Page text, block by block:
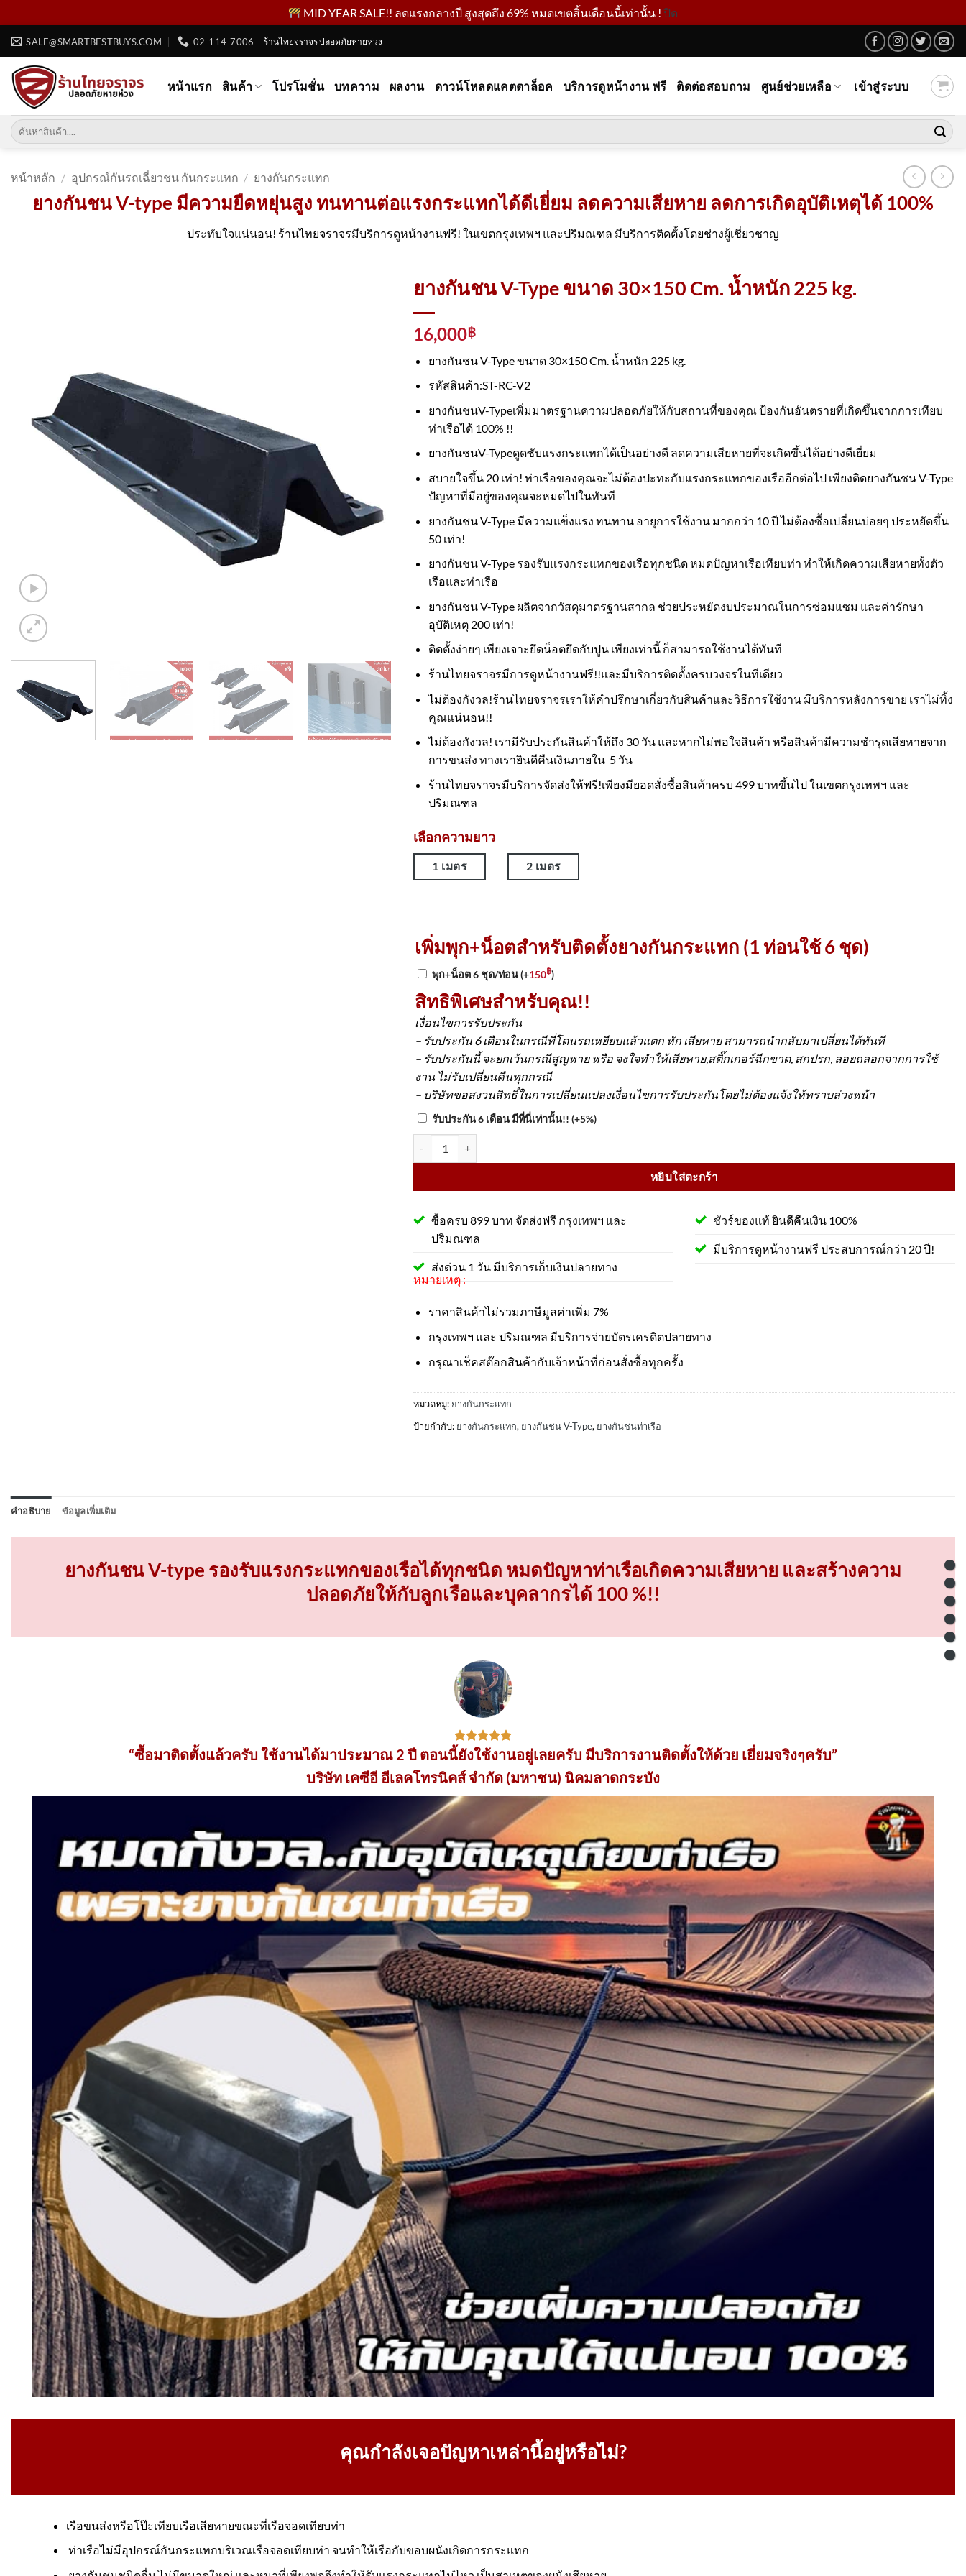
MID YEAR SALE!! ลดแรงกลางปี สูงสุดถึง 69% หมดเขตสิ้นเดือนนี้เท่านั้น !ปิด
ข้าม
เนื้อหา
SALE@SMARTBESTBUYS.COM 02-114-7006 ร้านไทยจราจร ปลอดภัยหายห่วง
หน้าแรก สินค้า โปรโมชั่น บทความ ผลงาน ดาวน์โหลดแคตตาล็อค บริการดูหน้างาน ฟรี ติดต่อสอบถาม ศูนย์ช่วยเหลือ เข้าสู่ระบบ
ค้นหา:
หน้าหลัก / อุปกรณ์กันรถเฉี่ยวชน กันกระแทก / ยางกันกระแทก
ยางกันชน V-type มีความยืดหยุ่นสูง ทนทานต่อแรงกระแทกได้ดีเยี่ยม ลดความเสียหาย ลดการเกิดอุบัติเหตุได้ 100%
ประทับใจแน่นอน! ร้านไทยจราจรมีบริการดูหน้างานฟรี! ในเขตกรุงเทพฯ และปริมณฑล มีบริการติดตั้งโดยช่างผู้เชี่ยวชาญ
ยางกันชน V-Type ขนาด 30×150 Cm. น้ำหนัก 225 kg.
16,000฿
ยางกันชน V-Type ขนาด 30×150 Cm. น้ำหนัก 225 kg.
รหัสสินค้า:ST-RC-V2
ยางกันชนV-Typeเพิ่มมาตรฐานความปลอดภัยให้กับสถานที่ของคุณ ป้องกันอันตรายที่เกิดขึ้นจากการเทียบ
ท่าเรือได้ 100% !!
ยางกันชนV-Typeดูดซับแรงกระแทกได้เป็นอย่างดี ลดความเสียหายที่จะเกิดขึ้นได้อย่างดีเยี่ยม
สบายใจขึ้น 20 เท่า! ท่าเรือของคุณจะไม่ต้องปะทะกับแรงกระแทกของเรืออีกต่อไป เพียงติดยางกันชน V-Type
ปัญหาที่มีอยู่ของคุณจะหมดไปในทันที
ยางกันชน V-Type มีความแข็งแรง ทนทาน อายุการใช้งาน มากกว่า 10 ปี ไม่ต้องซื้อเปลี่ยนบ่อยๆ ประหยัดขึ้น
50 เท่า!
ยางกันชน V-Type รองรับแรงกระแทกของเรือทุกชนิด หมดปัญหาเรือเทียบท่า ทำให้เกิดความเสียหายทั้งตัว
เรือและท่าเรือ
ยางกันชน V-Type ผลิตจากวัสดุมาตรฐานสากล ช่วยประหยัดงบประมาณในการซ่อมแซม และค่ารักษา
อุบัติเหตุ 200 เท่า!
ติดตั้งง่ายๆ เพียงเจาะยึดน็อตยึดกับปูน เพียงเท่านี้ ก็สามารถใช้งานได้ทันที
ร้านไทยจราจรมีการดูหน้างานฟรี!!และมีบริการติดตั้งครบวงจรในทีเดียว
ไม่ต้องกังวล!ร้านไทยจราจรเราให้คำปรึกษาเกี่ยวกับสินค้าและวิธีการใช้งาน มีบริการหลังการขาย เราไม่ทิ้ง
คุณแน่นอน!!
ไม่ต้องกังวล! เรามีรับประกันสินค้าให้ถึง 30 วัน และหากไม่พอใจสินค้า หรือสินค้ามีความชำรุดเสียหายจาก
การขนส่ง ทางเรายินดีคืนเงินภายใน 5 วัน
ร้านไทยจราจรมีบริการจัดส่งให้ฟรี!เพียงมียอดสั่งซื้อสินค้าครบ 499 บาทขึ้นไป ในเขตกรุงเทพฯ และ
ปริมณฑล
เลือกความยาว
1 เมตร 2 เมตร
เพิ่มพุก+น็อตสำหรับติดตั้งยางกันกระแทก (1 ท่อนใช้ 6 ชุด)
พุก+น็อต 6 ชุด/ท่อน(+150฿)
สิทธิพิเศษสำหรับคุณ!!
เงื่อนไขการรับประกัน
– รับประกัน 6 เดือนในกรณีที่โดนรถเหยียบแล้วแตก หัก เสียหาย สามารถนำกลับมาเปลี่ยนได้ทันที
– รับประกันนี้ จะยกเว้นกรณีสูญหาย หรือ จงใจทำให้เสียหาย,สติ๊กเกอร์ฉีกขาด, สกปรก, ลอยถลอกจากการใช้
งาน ไม่รับเปลี่ยนคืนทุกกรณี
– บริษัทขอสงวนสิทธิ์ในการเปลี่ยนแปลงเงื่อนไขการรับประกันโดยไม่ต้องแจ้งให้ทราบล่วงหน้า
รับประกัน 6 เดือน มีที่นี่เท่านั้น!! (+5%)
หยิบใส่ตะกร้า
ซื้อครบ 899 บาท จัดส่งฟรี กรุงเทพฯ และ
ปริมณฑล
ส่งด่วน 1 วัน มีบริการเก็บเงินปลายทาง
ชัวร์ของแท้ ยินดีคืนเงิน 100%
มีบริการดูหน้างานฟรี ประสบการณ์กว่า 20 ปี!
หมายเหตุ :
ราคาสินค้าไม่รวมภาษีมูลค่าเพิ่ม 7%
กรุงเทพฯ และ ปริมณฑล มีบริการจ่ายบัตรเครดิตปลายทาง
กรุณาเช็คสต๊อกสินค้ากับเจ้าหน้าที่ก่อนสั่งซื้อทุกครั้ง
หมวดหมู่: ยางกันกระแทก
ป้ายกำกับ: ยางกันกระแทก, ยางกันชน V-Type, ยางกันชนท่าเรือ
คำอธิบาย ข้อมูลเพิ่มเติม
ยางกันชน V-type รองรับแรงกระแทกของเรือได้ทุกชนิด หมดปัญหาท่าเรือเกิดความเสียหาย และสร้างความ
ปลอดภัยให้กับลูกเรือและบุคลากรได้ 100 %!!
“ซื้อมาติดตั้งแล้วครับ ใช้งานได้มาประมาณ 2 ปี ตอนนี้ยังใช้งานอยู่เลยครับ มีบริการงานติดตั้งให้ด้วย เยี่ยมจริงๆครับ”
บริษัท เคซีอี อีเลคโทรนิคส์ จำกัด (มหาชน) นิคมลาดกระบัง
คุณกำลังเจอปัญหาเหล่านี้อยู่หรือไม่?
เรือขนส่งหรือโป๊ะเทียบเรือเสียหายขณะที่เรือจอดเทียบท่า
ท่าเรือไม่มีอุปกรณ์กันกระแทกบริเวณเรือจอดเทียบท่า จนทำให้เรือกับขอบผนังเกิดการกระแทก